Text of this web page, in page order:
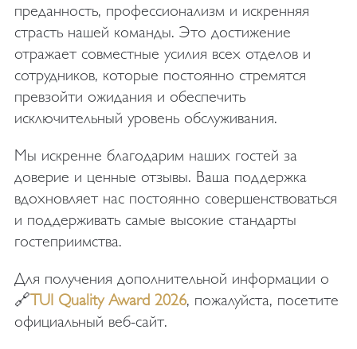
преданность, профессионализм и искренняя
страсть нашей команды. Это достижение
отражает совместные усилия всех отделов и
сотрудников, которые постоянно стремятся
превзойти ожидания и обеспечить
исключительный уровень обслуживания.
Мы искренне благодарим наших гостей за
доверие и ценные отзывы. Ваша поддержка
вдохновляет нас постоянно совершенствоваться
и поддерживать самые высокие стандарты
гостеприимства.
Для получения дополнительной информации о
🔗TUI Quality Award 2026, пожалуйста, посетите
официальный веб-сайт.